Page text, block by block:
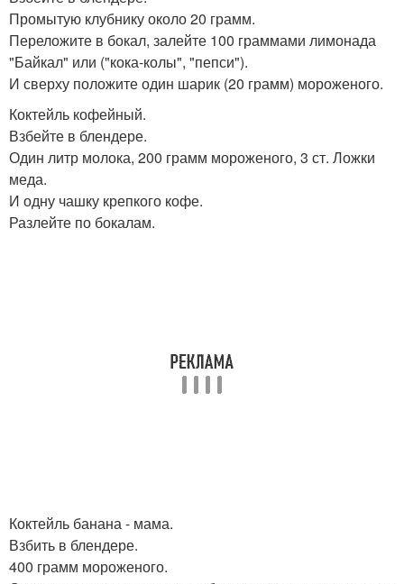
Промытую клубнику около 20 грамм.
Переложите в бокал, залейте 100 граммами лимонада
"Байкал" или ("кока-колы", "пепси").
И сверху положите один шарик (20 грамм) мороженого.
Коктейль кофейный.
Взбейте в блендере.
Один литр молока, 200 грамм мороженого, 3 ст. Ложки
меда.
И одну чашку крепкого кофе.
Разлейте по бокалам.
Коктейль банана - мама.
Взбить в блендере.
400 грамм мороженого.